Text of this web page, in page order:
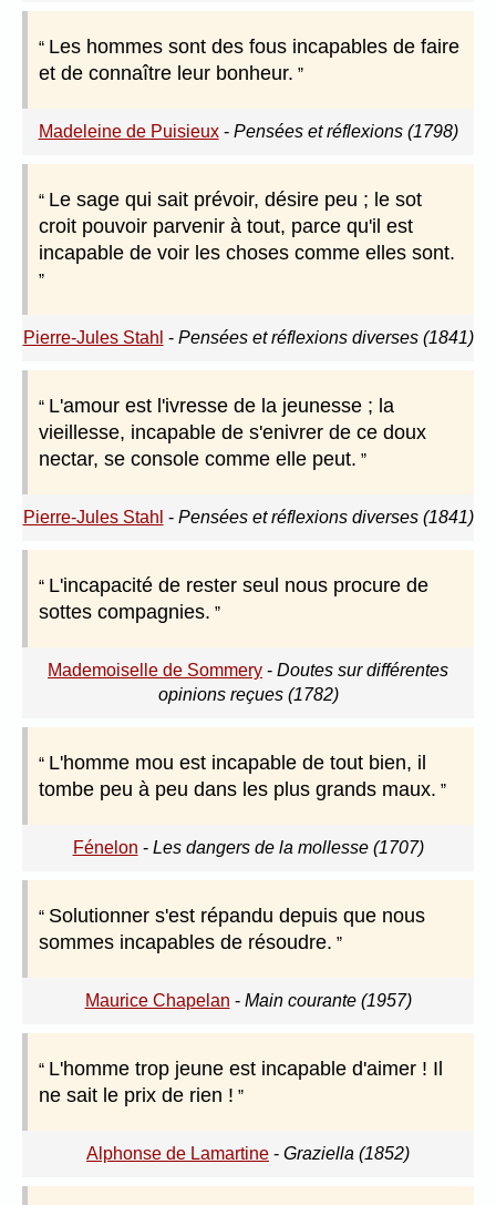
Les hommes sont des fous incapables de faire
et de connaître leur bonheur.
Madeleine de Puisieux- Pensées et réflexions (1798)
Le sage qui sait prévoir, désire peu ; le sot
croit pouvoir parvenir à tout, parce qu'il est
incapable de voir les choses comme elles sont.
Pierre-Jules Stahl - Pensées et réflexions diverses (1841)
L'amour est l'ivresse de la jeunesse ; la
vieillesse, incapable de s'enivrer de ce doux
nectar, se console comme elle peut.
Pierre-Jules Stahl - Pensées et réflexions diverses (1841)
L'incapacité de rester seul nous procure de
sottes compagnies.
Mademoiselle de Sommery - Doutes sur différentes
opinions reçues (1782)
L'homme mou est incapable de tout bien, il
tombe peu à peu dans les plus grands maux.
Fénelon - Les dangers de la mollesse (1707)
Solutionner s'est répandu depuis que nous
sommes incapables de résoudre.
Maurice Chapelan - Main courante (1957)
L'homme trop jeune est incapable d'aimer ! Il
ne sait le prix de rien !
Alphonse de Lamartine - Graziella (1852)